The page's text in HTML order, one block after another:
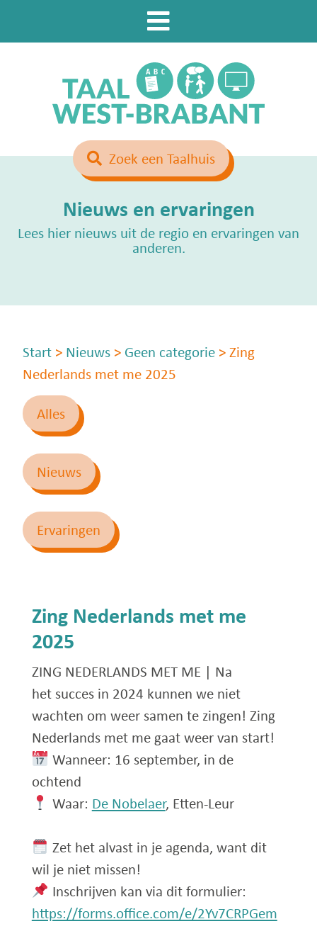
Zoek een Taalhuis
Nieuws en ervaringen
Lees hier nieuws uit de regio en ervaringen van
anderen.
Start > Nieuws > Geen categorie >Zing
Nederlands met me 2025
Alles
Nieuws
Ervaringen
Zing Nederlands met me
2025
ZING NEDERLANDS MET ME | Na
het succes in 2024 kunnen we niet
wachten om weer samen te zingen! Zing
Nederlands met me gaat weer van start!
Wanneer: 16 september, in de
ochtend
Waar: De Nobelaer, Etten-Leur
Zet het alvast in je agenda, want dit
wil je niet missen!
Inschrijven kan via dit formulier:
https://forms.office.com/e/2Yv7CRPGem